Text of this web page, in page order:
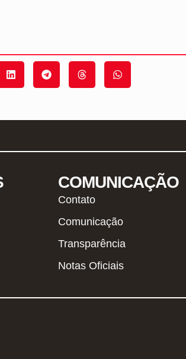
COMUNICAÇÃO
Contato
Comunicação
Transparência
Notas Oficiais